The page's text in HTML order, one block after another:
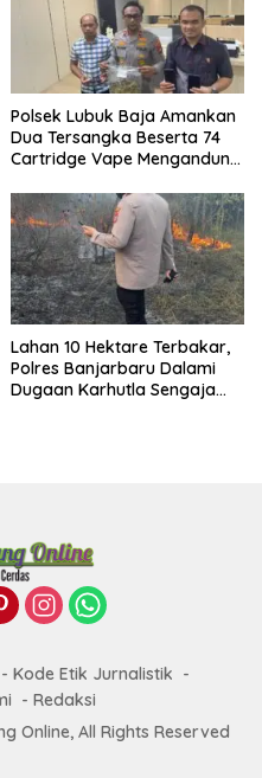
Polsek Lubuk Baja Amankan
Dua Tersangka Beserta 74
Cartridge Vape Mengandung
Lahan 10 Hektare Terbakar,
Polres Banjarbaru Dalami
Dugaan Karhutla Sengaja
Kode Etik Jurnalistik
Redaksi
Online, All Rights Reserved